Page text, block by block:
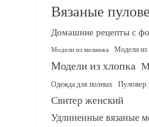
Вязаные
Домашние рецепты с
Модели из меланжа Модели из
Модели из хлопка
Одежда для полных Пуловер
Свитер женский
Удлиненные вязаные